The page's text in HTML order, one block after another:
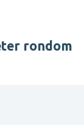
rondom